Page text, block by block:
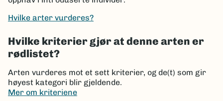
Hvilke arter vurderes?
Hvilke kriterier gjør at denne arten er
rødlistet?
Arten vurderes mot et sett kriterier, og de(t) som gir
høyest kategori blir gjeldende.
Mer om kriteriene